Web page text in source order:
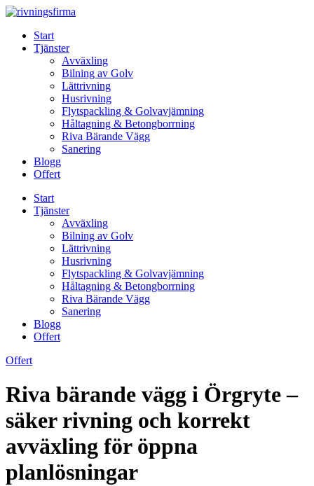
Skip
contentStart
Tjänster
Avväxling
Bilning av Golv
Lättrivning
Husrivning
Flytspackling & Golvavjämning
Håltagning & Betongborrning
Riva Bärande Vägg
Sanering
Blogg
Offert
Start
Tjänster
Avväxling
Bilning av Golv
Lättrivning
Husrivning
Flytspackling & Golvavjämning
Håltagning & Betongborrning
Riva Bärande Vägg
Sanering
Blogg
Offert
Offert
Riva bärande vägg i Örgryte –
säker rivning och korrekt
avväxling för öppna
planlösningar